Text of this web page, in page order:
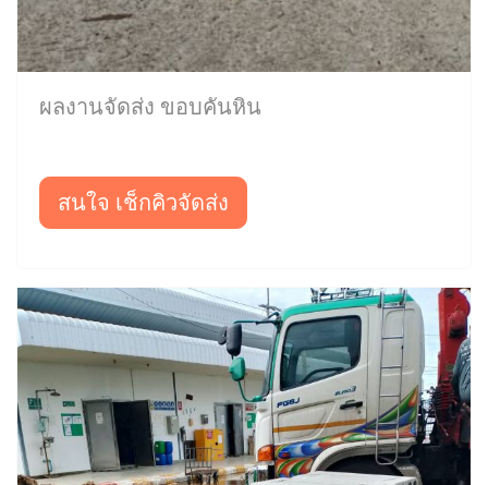
ผลงานจัดส่ง ขอบคันหิน
สนใจ เช็กคิวจัดส่ง